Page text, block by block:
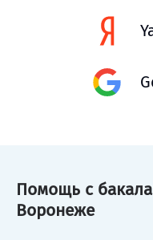
Помощь с
Воронеже